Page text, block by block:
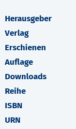
Herausgeber
Verlag
Erschienen
Auflage
Downloads
Reihe
ISBN
URN